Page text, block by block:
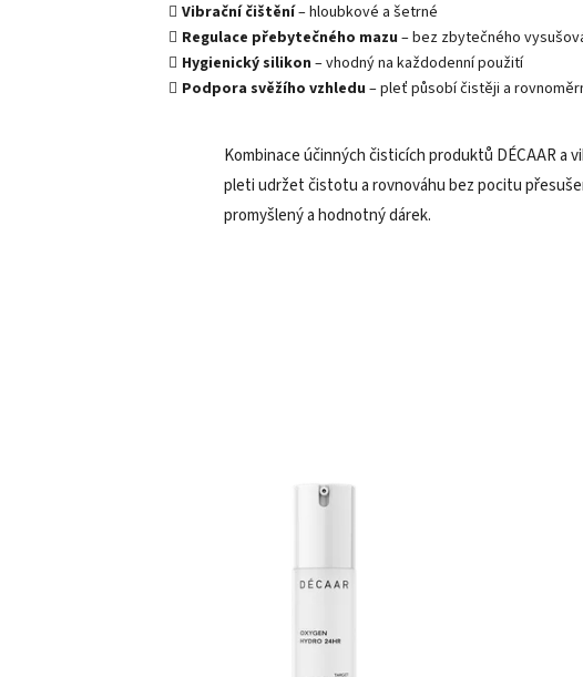
Vibrační čištění– hloubkové a šetrné
Regulace přebytečného mazu – bez zbytečného
Hygienický silikon – vhodný na každodenní použití
Podpora svěžího vzhledu – pleť působí čistěji a
Kombinace účinných čisticích produktů DÉCAAR a
pleti udržet čistotu a rovnováhu bez pocitu
promyšlený a hodnotný dárek.